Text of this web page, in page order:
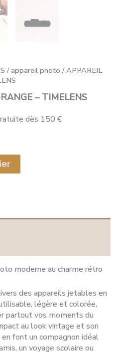
/ appareil photo / APPAREIL
– TIMELENS
dès 150 €
moderne au charme rétro
des appareils jetables en
légère et colorée,
partout vos moments du
au look vintage et son
font un compagnon idéal
un voyage scolaire ou